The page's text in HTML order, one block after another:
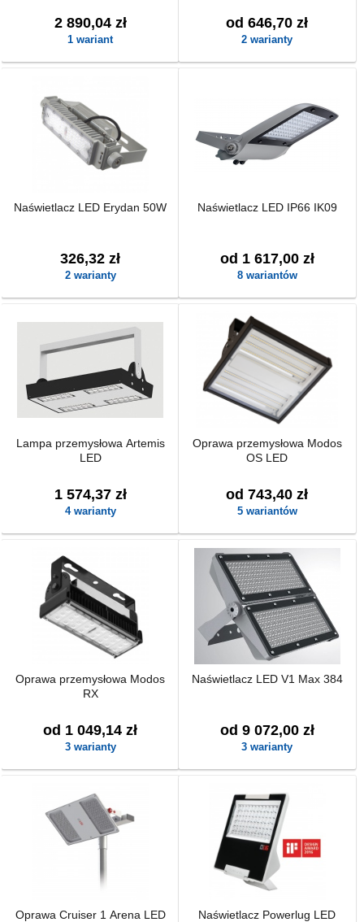
2 890,04 zł
1 wariant
od 646,70 zł
2 warianty
Naświetlacz LED Erydan 50W
326,32 zł
2 warianty
Naświetlacz LED IP66 IK09
od 1 617,00 zł
8 wariantów
Lampa przemysłowa Artemis
LED
1 574,37 zł
4 warianty
Oprawa przemysłowa Modos
OS LED
od 743,40 zł
5 wariantów
Oprawa przemysłowa Modos
RX
od 1 049,14 zł
3 warianty
Naświetlacz LED V1 Max 384
od 9 072,00 zł
3 warianty
Oprawa Cruiser 1 Arena LED
Naświetlacz Powerlug LED